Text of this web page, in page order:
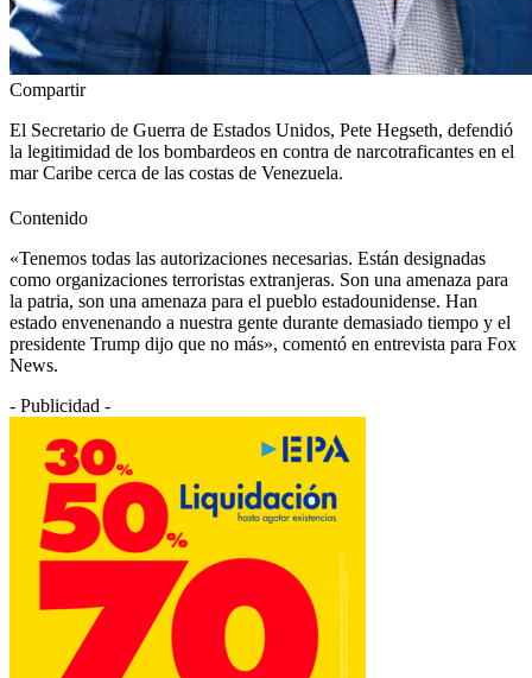
Compartir
El Secretario de Guerra de Estados Unidos, Pete Hegseth, defendió
la legitimidad de los bombardeos en contra de narcotraficantes en el
mar Caribe cerca de las costas de Venezuela.
Contenido
«Tenemos todas las autorizaciones necesarias. Están designadas
como organizaciones terroristas extranjeras. Son una amenaza para
la patria, son una amenaza para el pueblo estadounidense. Han
estado envenenando a nuestra gente durante demasiado tiempo y el
presidente Trump dijo que no más», comentó en entrevista para Fox
News.
- Publicidad -